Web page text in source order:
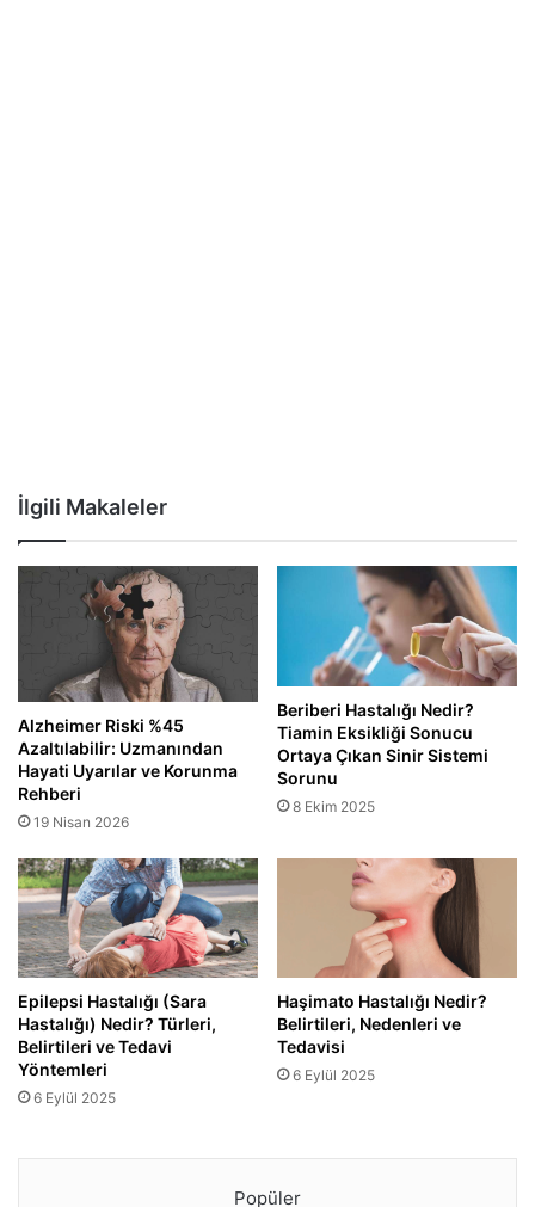
İlgili Makaleler
Alzheimer Riski %45
Azaltılabilir: Uzmanından
Hayati Uyarılar ve Korunma
Rehberi
19 Nisan 2026
Beriberi Hastalığı Nedir?
Tiamin Eksikliği Sonucu
Ortaya Çıkan Sinir Sistemi
Sorunu
8 Ekim 2025
Epilepsi Hastalığı (Sara
Hastalığı) Nedir? Türleri,
Belirtileri ve Tedavi
Yöntemleri
6 Eylül 2025
Haşimato Hastalığı Nedir?
Belirtileri, Nedenleri ve
Tedavisi
6 Eylül 2025
Popüler